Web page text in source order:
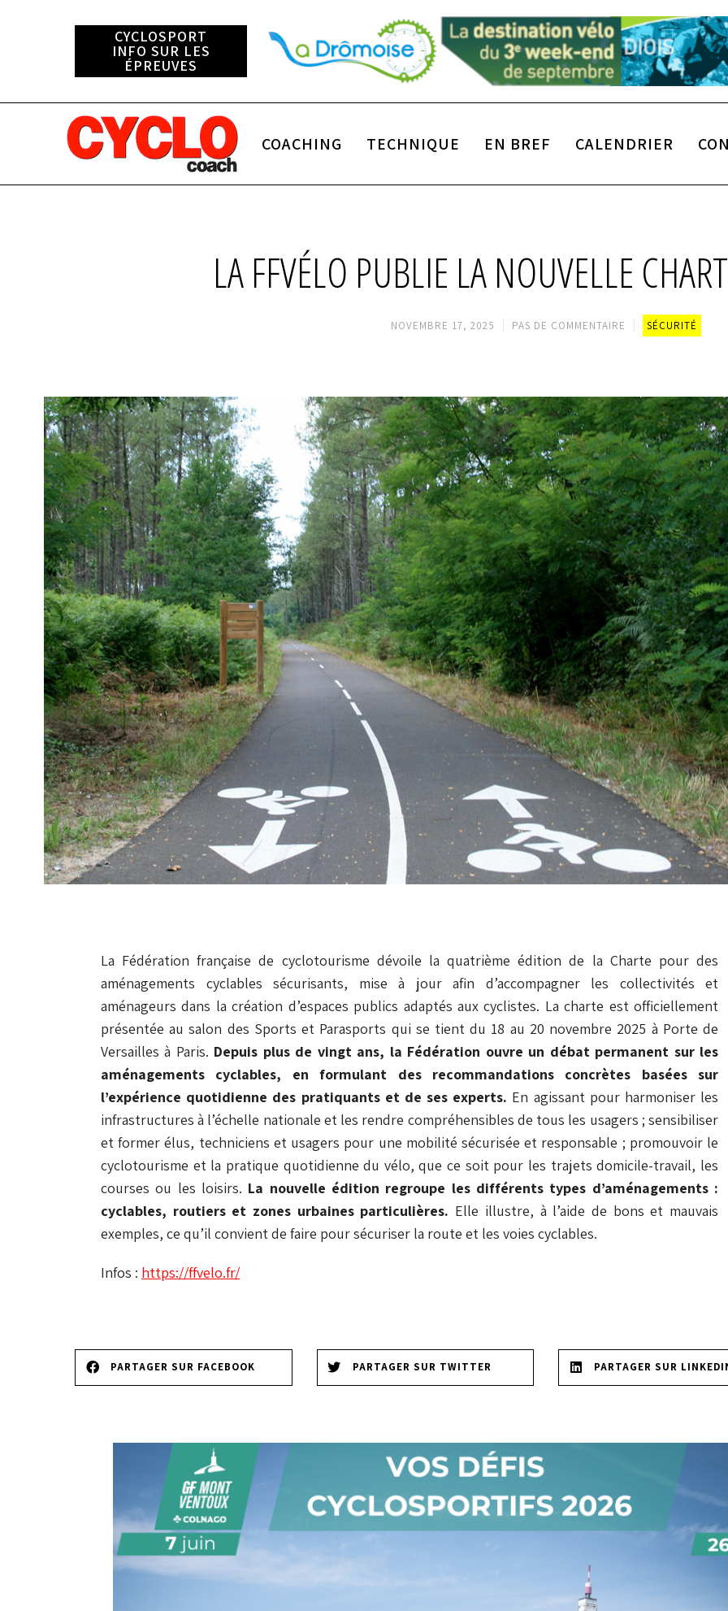
CYCLOSPORT
INFO SUR LES
ÉPREUVES
COACHING TECHNIQUE EN BREF CALENDRIER
LA FFVÉLO PUBLIE LA NOUVELLE
NOVEMBRE 17, 2025 PAS DE COMMENTAIRE SÉCURITÉ
La Fédération française de cyclotourisme dévoile la quatrième édition de la Charte pour des
aménagements cyclables sécurisants, mise à jour afin d’accompagner les collectivités et
aménageurs dans la création d’espaces publics adaptés aux cyclistes. La charte est officiellement
présentée au salon des Sports et Parasports qui se tient du 18 au 20 novembre 2025 à Porte de
Versailles à Paris. Depuis plus de vingt ans, la Fédération ouvre un débat permanent sur les
aménagements cyclables, en formulant des recommandations concrètes basées sur
l’expérience quotidienne des pratiquants et de ses experts. En agissant pour harmoniser les
infrastructures à l’échelle nationale et les rendre compréhensibles de tous les usagers ; sensibiliser
et former élus, techniciens et usagers pour une mobilité sécurisée et responsable ; promouvoir le
cyclotourisme et la pratique quotidienne du vélo, que ce soit pour les trajets domicile-travail, les
courses ou les loisirs. La nouvelle édition regroupe les différents types d’aménagements :
cyclables, routiers et zones urbaines particulières. Elle illustre, à l’aide de bons et mauvais
exemples, ce qu’il convient de faire pour sécuriser la route et les voies cyclables.
Infos : https://ffvelo.fr/
PARTAGER SUR FACEBOOK PARTAGER SUR TWITTER PARTAGER SUR